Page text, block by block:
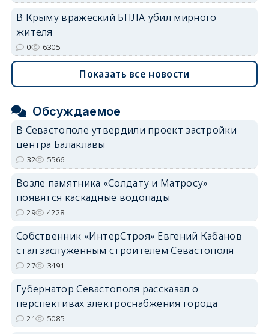
В Крыму вражеский БПЛА убил мирного
жителя
0 6305
Показать все новости
Обсуждаемое
В Севастополе утвердили проект застройки
центра Балаклавы
32 5566
Возле памятника «Солдату и Матросу»
появятся каскадные водопады
29 4228
Собственник «ИнтерСтроя» Евгений Кабанов
стал заслуженным строителем Севастополя
27 3491
Губернатор Севастополя рассказал о
перспективах электроснабжения города
21 5085